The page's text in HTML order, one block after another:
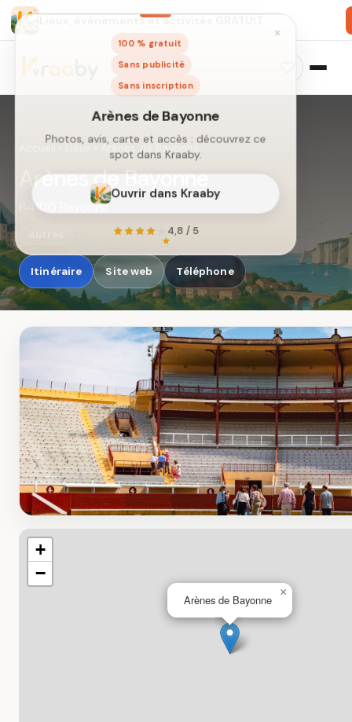
Lieux, événements et activités GRATUIT
×
100 % gratuit
Sans publicité
Sans inscription
Arènes de Bayonne
Photos, avis, carte et accès : découvrez ce
Ouvrir dans Kraaby
4,8 / 5
Accueil› Lieux›Arènes de Bayonne
Arènes de Bayonne
64100 Bayonne
Itinéraire Site web Téléphone
Arènes de Bayonne
×
+
−